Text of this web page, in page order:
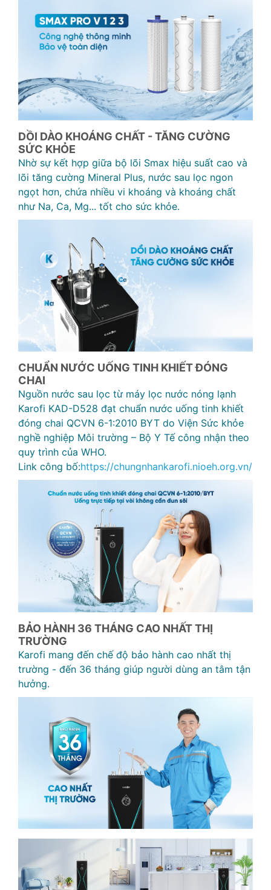
DỒI DÀO KHOÁNG CHẤT - TĂNG CƯỜNG
SỨC KHỎE
Nhờ sự kết hợp giữa bộ lõi Smax hiệu suất cao và
lõi tăng cường Mineral Plus, nước sau lọc ngon
ngọt hơn, chứa nhiều vi khoáng và khoáng chất
như Na, Ca, Mg... tốt cho sức khỏe.
CHUẨN NƯỚC UỐNG TINH KHIẾT ĐÓNG
CHAI
Nguồn nước sau lọc từ máy lọc nước nóng lạnh
Karofi KAD-D528 đạt chuẩn nước uống tinh khiết
đóng chai QCVN 6-1:2010 BYT do Viện Sức khỏe
nghề nghiệp Môi trường – Bộ Y Tế công nhận theo
quy trình của WHO.
Link công bố:https://chungnhankarofi.nioeh.org.vn/
BẢO HÀNH 36 THÁNG CAO NHẤT THỊ
TRƯỜNG
Karofi mang đến chế độ bảo hành cao nhất thị
trường - đến 36 tháng giúp người dùng an tâm tận
hưởng.